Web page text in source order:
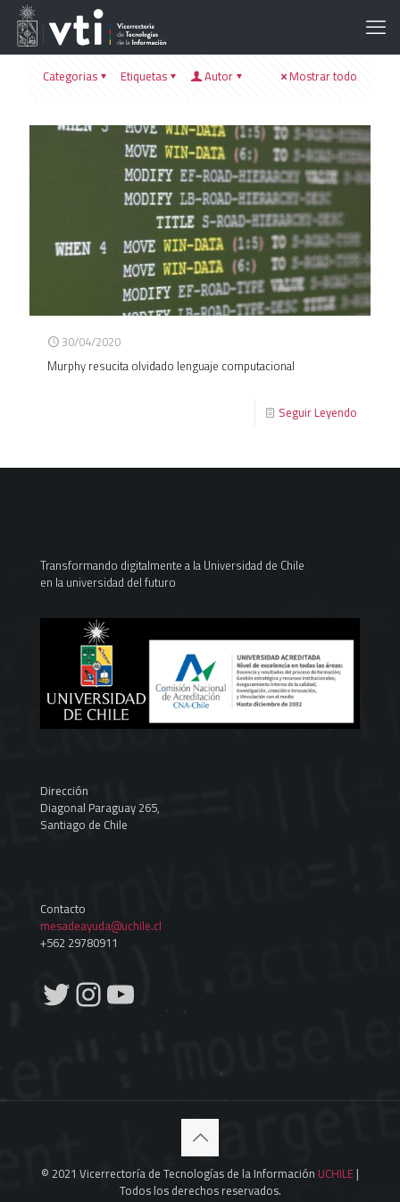
Categorias Etiquetas Autor Mostrar todo
30/04/2020
Murphy resucita olvidado lenguaje computacional
Seguir Leyendo
Transformando digitalmente a la Universidad de Chile
en la universidad del futuro
Dirección
Diagonal Paraguay 265,
Santiago de Chile
Contacto
mesadeayuda@uchile.cl
+562 29780911
Twitter
Instagram
YouTube
© 2021 Vicerrectoría de Tecnologías de la Información UCHILE|
Todos los derechos reservados.